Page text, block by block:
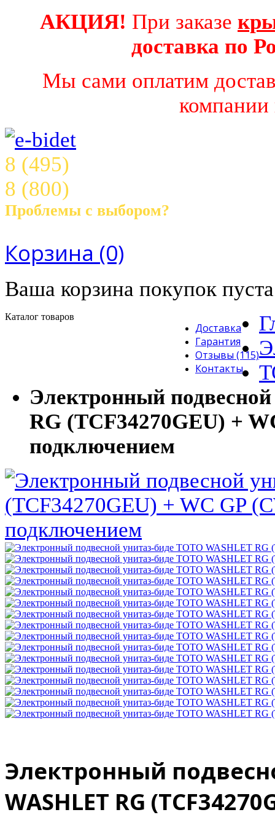
АКЦИЯ! При заказе
доставка по
Мы сами оплатим
компании
8 (495)
8 (800)
Проблемы с выбором?
Корзина (0)
Ваша корзина покупок
Каталог товаров
Доставка
Гарантия
Отзывы (115)
Контакты
Электронный
RG (TCF34270GEU) +
подключением
Электронный
WASHLET RG